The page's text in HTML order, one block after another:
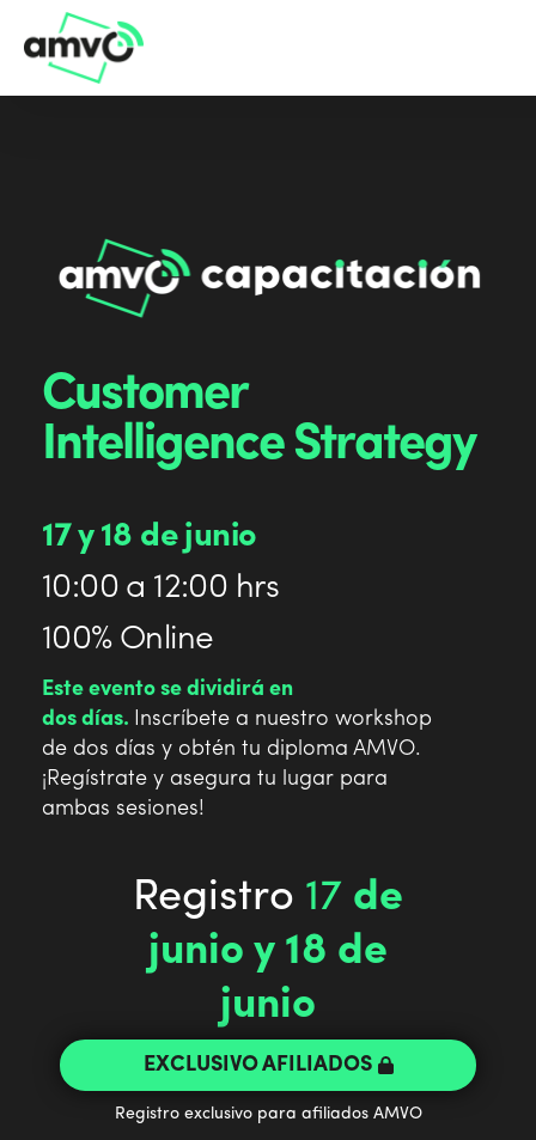
Customer
Intelligence Strategy
17 y 18 de junio
10:00 a 12:00 hrs
100% Online
Este evento se dividirá en
dos días.
Inscríbete a nuestro workshop
de dos días y obtén tu diploma AMVO.
¡Regístrate y asegura tu lugar para
ambas sesiones!
Registro 17 de
junio y 18 de
junio
EXCLUSIVO AFILIADOS
Registro exclusivo para afiliados AMVO